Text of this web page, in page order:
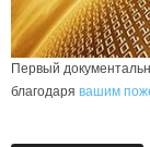
Первый
благодаря вашим